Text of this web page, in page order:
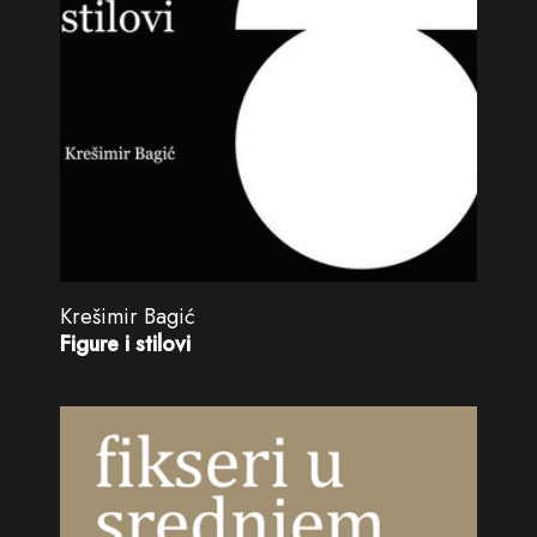
Krešimir Bagić
Figure i stilovi